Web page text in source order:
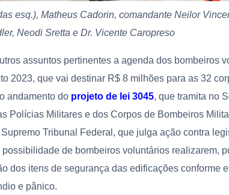
esq.), Matheus Cadorin, comandante Neilor
Neodi Sretta e Dr. Vicente Caropreso
assuntos pertinentes a agenda dos bombeiros
2023, que vai destinar R$ 8 milhões para as 32
andamento do projeto de lei 3045, que tramita no
Polícias Militares e dos Corpos de Bombeiros
Tribunal Federal, que julga ação contra
de bombeiros voluntários realizarem,
dos itens de segurança das edificações conforme
e pânico.